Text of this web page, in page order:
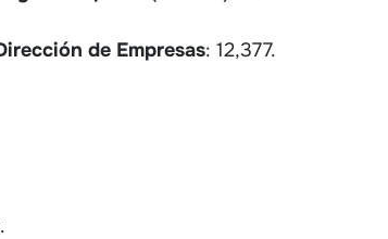
de Empresas: 12,377.